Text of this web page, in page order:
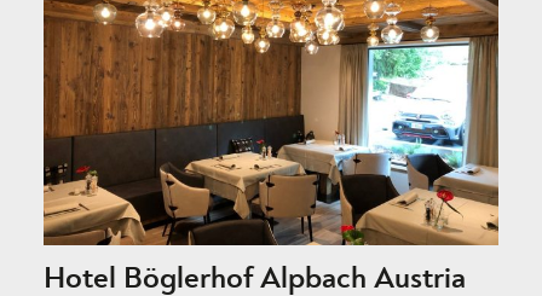
Hotel Böglerhof Alpbach Austria